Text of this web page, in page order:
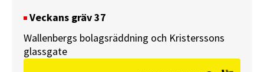
Veckans gräv 37
Wallenbergs bolagsräddning och Kristerssons
glassgate